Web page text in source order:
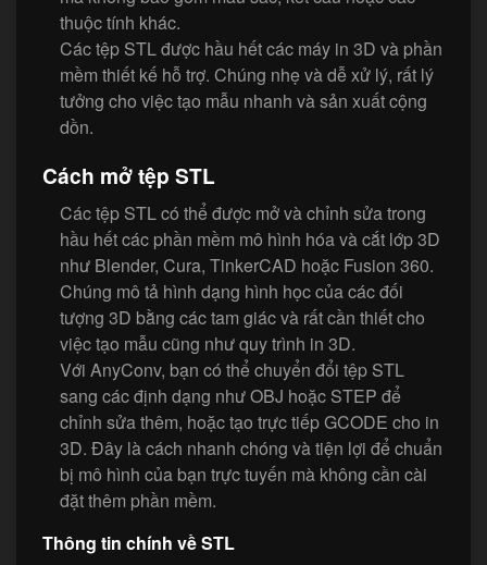
thuộc tính khác.
Các tệp STL được hầu hết các máy in 3D và phần
mềm thiết kế hỗ trợ. Chúng nhẹ và dễ xử lý, rất lý
tưởng cho việc tạo mẫu nhanh và sản xuất cộng
dồn.
Cách mở tệp STL
Các tệp STL có thể được mở và chỉnh sửa trong
hầu hết các phần mềm mô hình hóa và cắt lớp 3D
như Blender, Cura, TinkerCAD hoặc Fusion 360.
Chúng mô tả hình dạng hình học của các đối
tượng 3D bằng các tam giác và rất cần thiết cho
việc tạo mẫu cũng như quy trình in 3D.
Với AnyConv, bạn có thể chuyển đổi tệp STL
sang các định dạng như OBJ hoặc STEP để
chỉnh sửa thêm, hoặc tạo trực tiếp GCODE cho in
3D. Đây là cách nhanh chóng và tiện lợi để chuẩn
bị mô hình của bạn trực tuyến mà không cần cài
đặt thêm phần mềm.
Thông tin chính về STL